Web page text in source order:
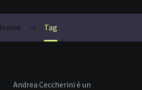
Home Tag
Andrea Ceccherini è un